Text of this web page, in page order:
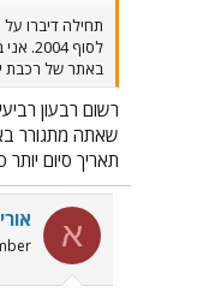
תחילה דיברו על סושנת
באתר של רכבת
רשום רבעון רביעי 2005 מכיוון שהבנתי
שאתה מתגורר
תאריך סיום יותר
א אורי404